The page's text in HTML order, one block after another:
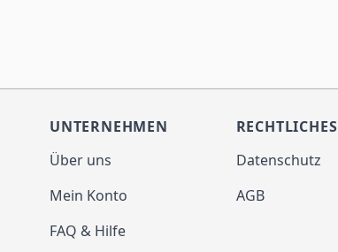
UNTERNEHMEN
Über uns
Mein Konto
FAQ & Hilfe
RECHTLICHES
Datenschutz
AGB